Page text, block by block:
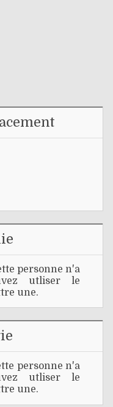
personne n'a
utliser le
une.
personne n'a
utliser le
une.